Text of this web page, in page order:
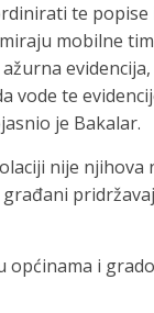
te popise
mobilne
vode te
je Bakalar.
nije njihova
i